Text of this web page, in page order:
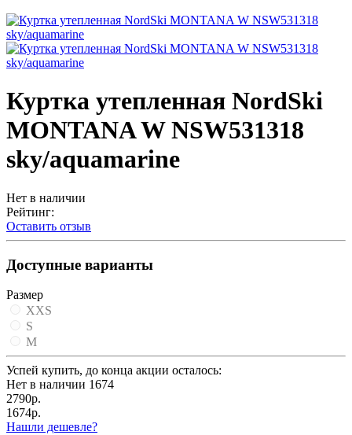
Куртка утепленная NordSki
MONTANA W NSW531318
sky/aquamarine
Нет в наличии
Рейтинг:
Оставить отзыв
Доступные варианты
Размер
XXS
S
M
Успей купить, до конца акции осталось:
Нет в наличии 1674
2790р.
1674р.
Нашли дешевле?